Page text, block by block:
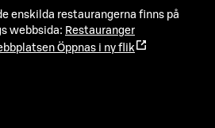
enskilda restaurangerna finns på
webbsida: Restauranger
Öppnas i ny flik